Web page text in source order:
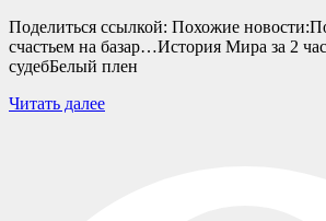
Поделиться ссылкой: Похожие
счастьем на базар…История Мира за 2
судебБелый плен
Читать далее